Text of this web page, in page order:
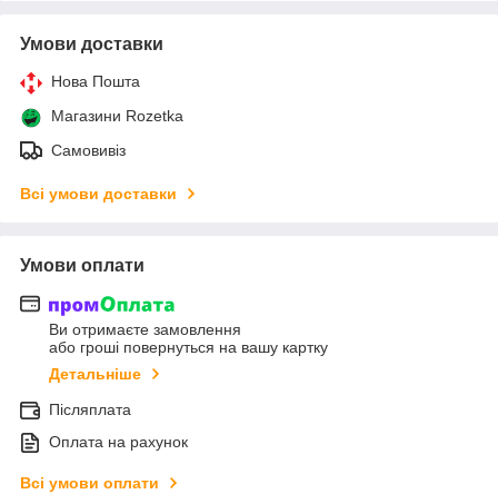
Умови доставки
Нова Пошта
Магазини Rozetka
Самовивіз
Всі умови доставки
Умови оплати
Ви отримаєте замовлення
або гроші повернуться на вашу картку
Детальніше
Післяплата
Оплата на рахунок
Всі умови оплати